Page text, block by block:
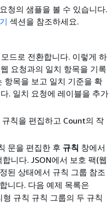
청의 샘플을 볼 수 있습니다.
섹션을 참조하세요.
드로 전환합니다. 이렇게 하
요청과의 일치 항목을 기록
항목을 보고 일치 기준을 확
. 일치 요청에 레이블을 추가
규칙을 편집하고 Count의 작
문을 편집한 후 규칙 창에서
합니다. JSON에서 보호 팩(웹
된 상태에서 규칙 그룹 참조
니다. 다음 예제 목록은
형 규칙 규칙 그룹의 두 규칙